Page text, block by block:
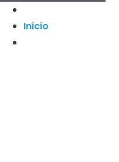
Inicio